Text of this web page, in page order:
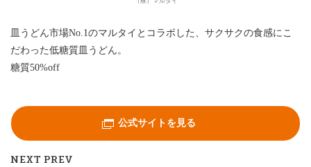
皿うどん市場No.1のマルタイとコラボした、サクサクの食感にこ
だわった低糖質皿うどん。
糖質50%off
公式サイトを見る
NEXT PREV